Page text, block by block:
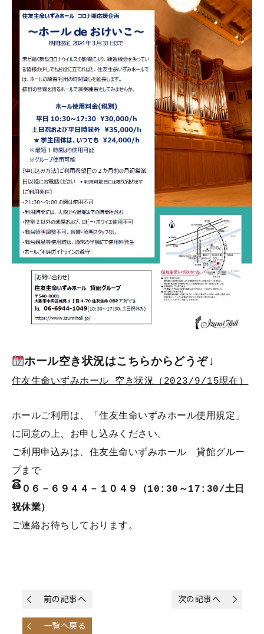
ホール空き状況はこちらからどうぞ↓
住友生命いずみホール 空き状況（2023/9/15現在）
ホールご利用は、「住友生命いずみホール使用規定」
に同意の上、お申し込みください。
ご利用申込みは、住友生命いずみホール 貸館グルー
プまで
０６－６９４４－１０４９（10:30～17:30/土日
祝休業）
ご連絡お待ちしております。
前の記事へ 次の記事へ
一覧へ戻る